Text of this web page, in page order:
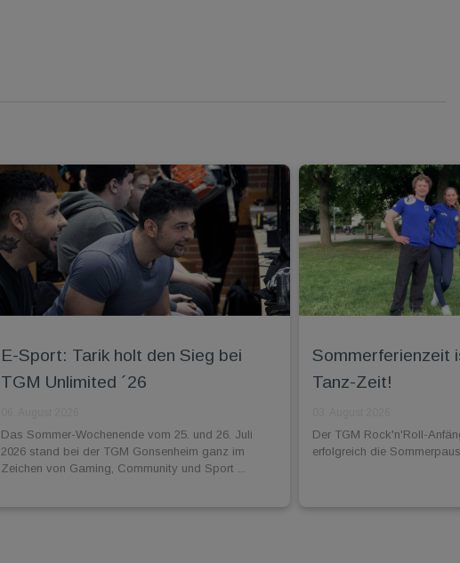
E-Sport: Tarik holt den Sieg bei
TGM Unlimited ´26
Das Sommer-Wochenende vom 25. und 26. Juli
2026 stand bei der TGM Gonsenheim ganz im
Zeichen von Gaming, Community und Sport ...
Sommerferienzeit
Tanz-Zeit!
Der TGM Rock'n'Roll-
erfolgreich die